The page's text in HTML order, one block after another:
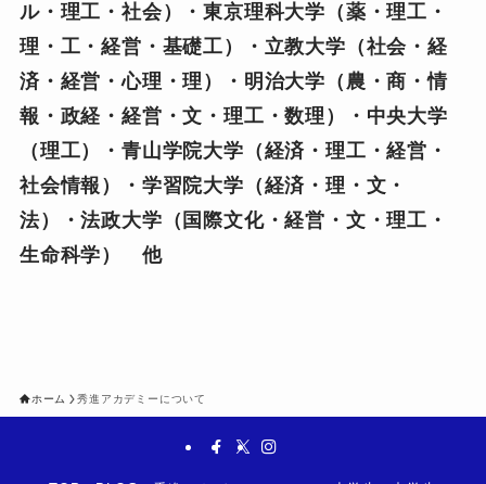
ル・理工・社会）・東京理科大学（薬・理工・
理・工・経営・基礎工）・立教大学（社会・経
済・経営・心理・理）・明治大学（農・商・情
報・政経・経営・文・理工・数理）・中央大学
（理工）・青山学院大学（経済・理工・経営・
社会情報）・学習院大学（経済・理・文・
法）・法政大学（国際文化・経営・文・理工・
生命科学） 他
ホーム 秀進アカデミーについて